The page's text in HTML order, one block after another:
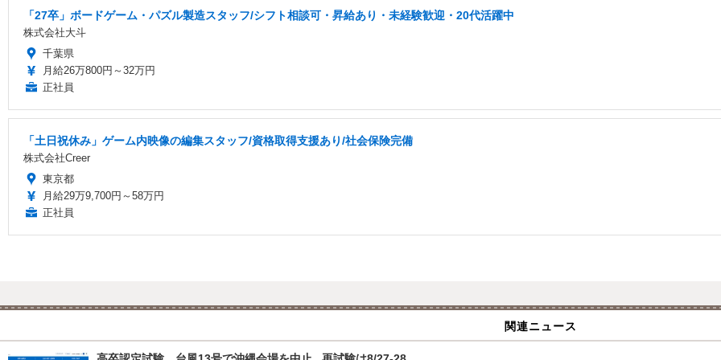
「27卒」ボードゲーム・パズル製造スタッフ/シフト相談可・昇給あり・未経験歓迎・20代活躍中
株式会社大斗
千葉県
月給26万800円～32万円
正社員
「土日祝休み」ゲーム内映像の編集スタッフ/資格取得支援あり/社会保険完備
株式会社Creer
東京都
月給29万9,700円～58万円
正社員
関連ニュース